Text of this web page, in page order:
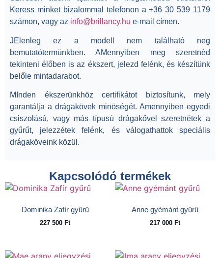
Keress minket bizalommal telefonon a +36 30 539 1179
számon, vagy az info@brillancy.hu e-mail címen.
JElenleg ez a modell nem található neg
bemutatótermünkben. AMennyiben meg szeretnéd
tekinteni élőben is az ékszert, jelezd felénk, és készítünk
belőle mintadarabot.
MInden ékszerünkhöz certifikátot biztosítunk, mely
garantálja a drágakövek minöségét. Amennyiben egyedi
csiszolású, vagy más típusú drágakővel szeretnétek a
gyűrűt, jelezzétek felénk, és válogathattok speciális
drágaköveink közül.
Kapcsolódó termékek
Dominika Zafír gyűrű
227 500 Ft
Anne gyémánt gyűrű
217 000 Ft